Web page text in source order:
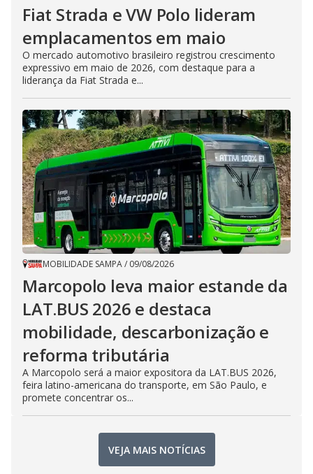
Fiat Strada e VW Polo lideram
emplacamentos em maio
O mercado automotivo brasileiro registrou crescimento
expressivo em maio de 2026, com destaque para a
liderança da Fiat Strada e...
MOBILIDADE SAMPA/ 09/08/2026
Marcopolo leva maior estande da
LAT.BUS 2026 e destaca
mobilidade, descarbonização e
reforma tributária
A Marcopolo será a maior expositora da LAT.BUS 2026,
feira latino-americana do transporte, em São Paulo, e
promete concentrar os...
VEJA MAIS NOTÍCIAS